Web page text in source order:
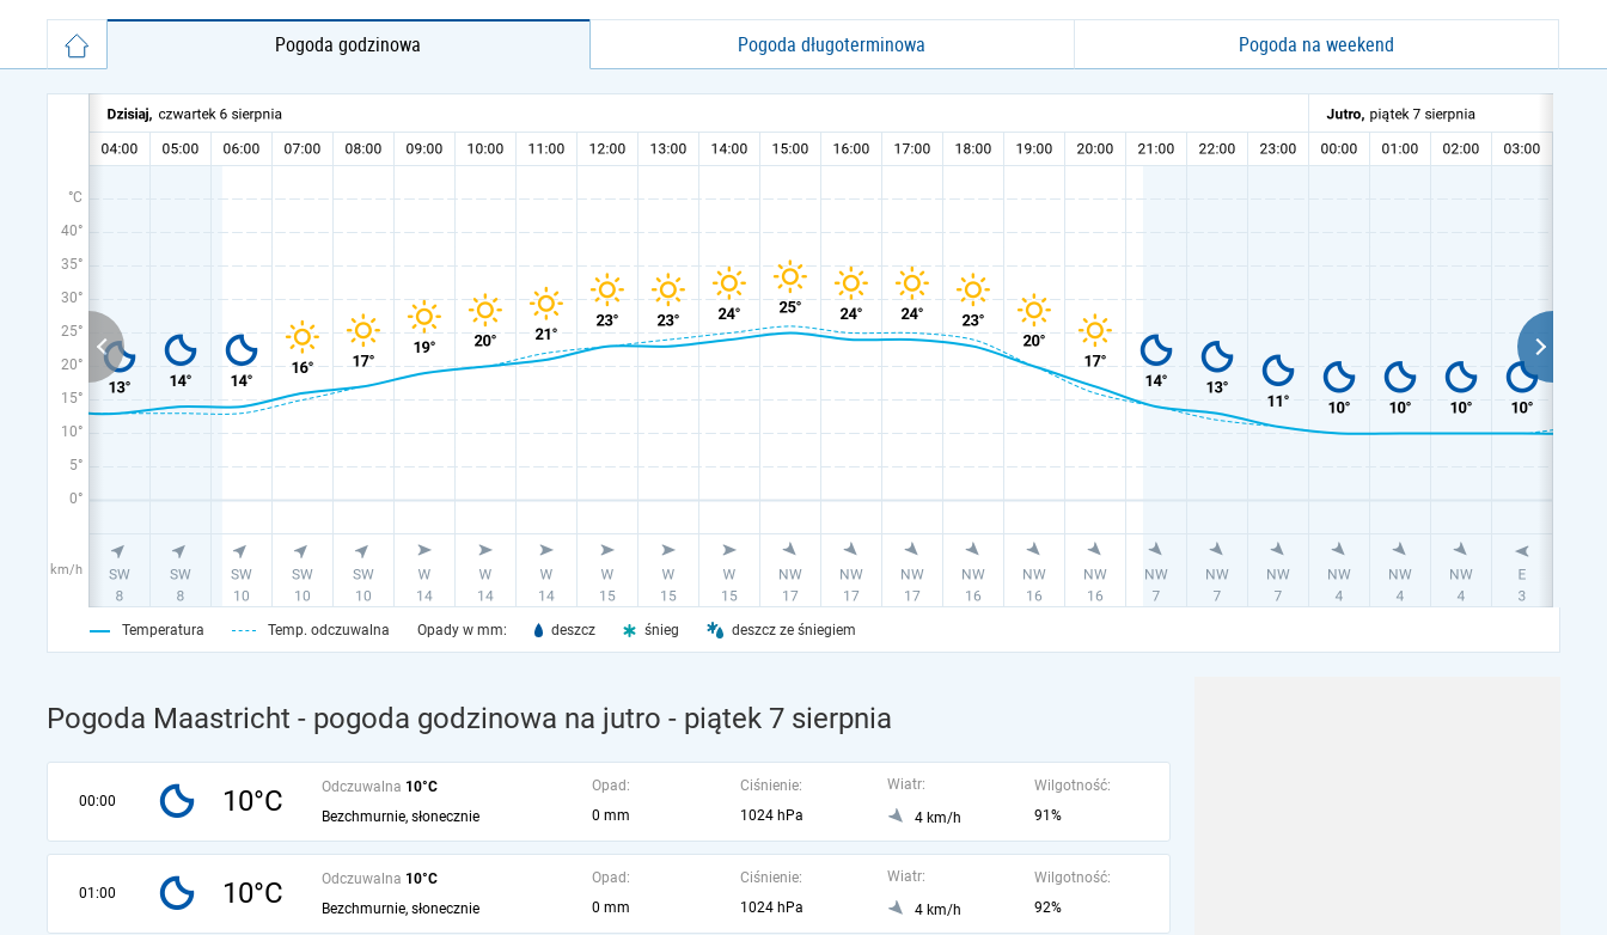
Pogoda godzinowa Pogoda długoterminowa Pogoda na weekend
°C
40°
35°
30°
25°
20°
15°
10°
5°
0°
km/h
Temperatura Temp. odczuwalna Opady w mm: deszcz śnieg deszcz ze śniegiem
Pogoda Maastricht - pogoda godzinowa na jutro - piątek 7 sierpnia
00:00 10°C Odczuwalna 10°C
Bezchmurnie, słonecznie
Opad:
0 mm
Ciśnienie:
1024 hPa
Wiatr:
4 km/h
Wilgotność:
91%
01:00 10°C Odczuwalna 10°C
Bezchmurnie, słonecznie
Opad:
0 mm
Ciśnienie:
1024 hPa
Wiatr:
4 km/h
Wilgotność:
92%